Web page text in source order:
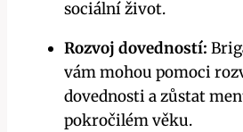
sociální život.
Rozvoj dovedností:
vám mohou pomoci
dovednosti a zůstat
pokročilém věku.